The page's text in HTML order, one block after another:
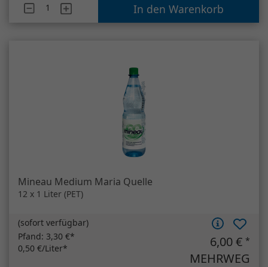
Artikelanzahl Vilsa Brunnen Classic
In den Warenkorb
Mineau Medium Maria Quelle
12 x 1 Liter (PET)
(sofort verfügbar)
Pfand: 3,30 €*
0,50 €/Liter*
6,00 € *
MEHRWEG